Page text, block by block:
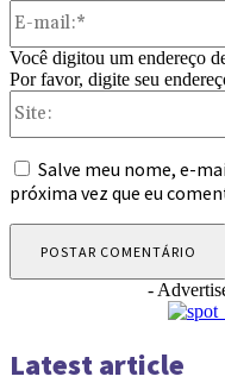
Você digitou um endereço
Por favor, digite seu
Salve meu nome, e-
próxima vez que eu
-
Latest article